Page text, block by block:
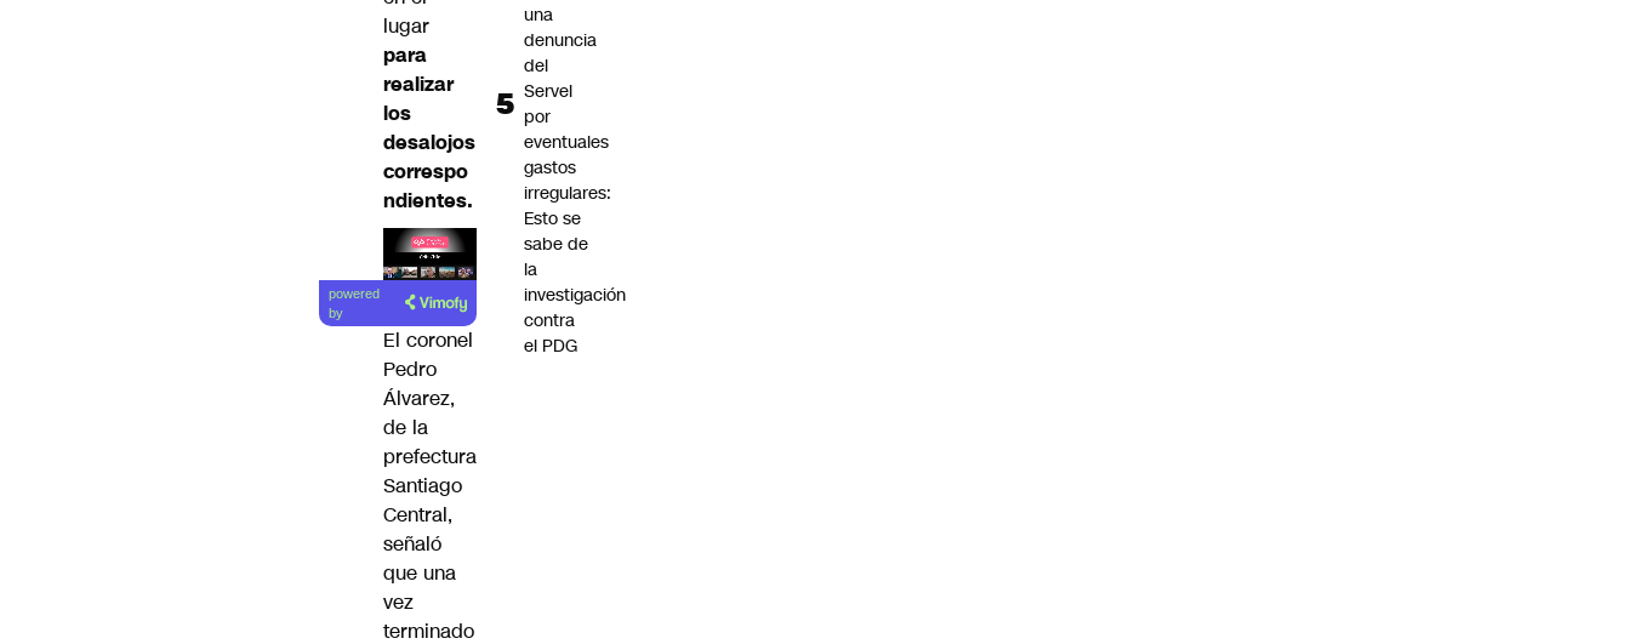
lugar
para
realizar
los
desalojos
correspo
ndientes.
Lea el
artículo
powered
by
El coronel
Pedro
Álvarez,
de la
prefectura
Santiago
Central,
señaló
que una
vez
terminado
una
denuncia
del
Servel
por
eventuales
gastos
irregulares:
Esto se
sabe de
la
investigación
contra
el PDG